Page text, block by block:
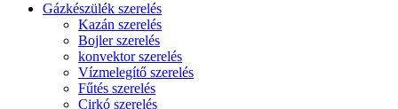
Gázkészülék szerelés
Kazán szerelés
Bojler szerelés
konvektor szerelés
Vízmelegítő szerelés
Fűtés szerelés
Cirkó szerelés